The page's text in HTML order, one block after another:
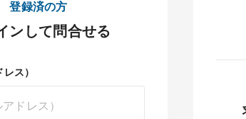
登録済の方
ンして問合せる
ス）